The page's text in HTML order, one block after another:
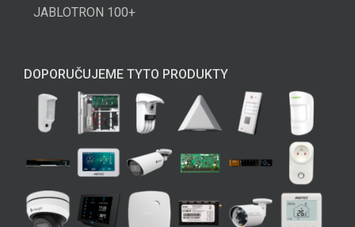
JABLOTRON 100+
DOPORUČUJEME TYTO PRODUKTY